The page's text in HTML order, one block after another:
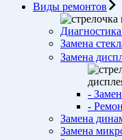
Виды ремонтов
Замена
Замена
-
-
Замена
Замена